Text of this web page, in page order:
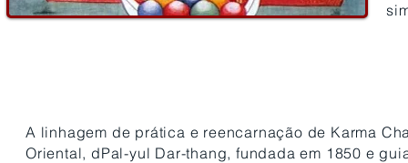
A linhagem de prática e reencarnação de Karma
Oriental, dPal-yul Dar-thang, fundada em 1850 e